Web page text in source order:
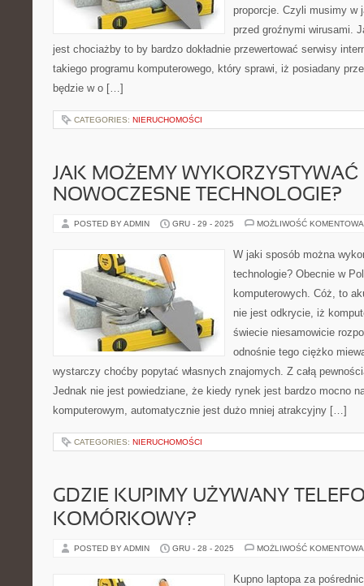
proporcje. Czyli musimy w
przed groźnymi wirusami.
jest chociażby to by bardzo dokładnie przewertować serwisy
takiego programu komputerowego, który sprawi, iż posiadany
będzie w o […]
CATEGORIES: NIERUCHOMOŚCI
JAK MOŻEMY WYKORZYSTYWAĆ
NOWOCZESNE TECHNOLOGIE?
POSTED BY ADMIN GRU - 29 - 2025 MOŻLIWOŚĆ
W jaki sposób można
technologie? Obecnie w
komputerowych. Cóż, to
nie jest odkrycie, iż
świecie niesamowicie
odnośnie tego ciężko
wystarczy choćby popytać własnych znajomych. Z całą
Jednak nie jest powiedziane, że kiedy rynek jest bardzo mocno
komputerowym, automatycznie jest dużo mniej atrakcyjny […]
CATEGORIES: NIERUCHOMOŚCI
GDZIE KUPIMY UŻYWANY
KOMÓRKOWY?
POSTED BY ADMIN GRU - 28 - 2025 MOŻLIWOŚĆ
Kupno laptopa za